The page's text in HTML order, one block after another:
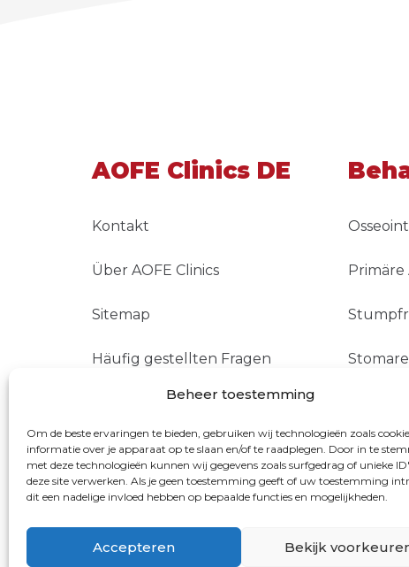
Beheer toestemming
Om de beste ervaringen te bieden, gebruiken wij technologieën zoals
informatie over je apparaat op te slaan en/of te raadplegen. Door in te
met deze technologieën kunnen wij gegevens zoals surfgedrag of unieke
deze site verwerken. Als je geen toestemming geeft of uw toestemming
dit een nadelige invloed hebben op bepaalde functies en mogelijkheden.
Accepteren Bekijk
AOFE Clinics DE
Kontakt
Über AOFE Clinics
Sitemap
Häufig gestellten Fragen
Kostenerstattung